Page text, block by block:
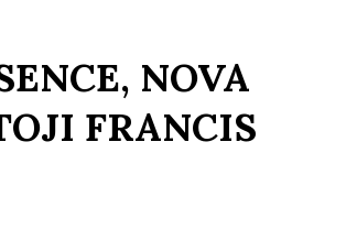
NOVA
FRANCIS